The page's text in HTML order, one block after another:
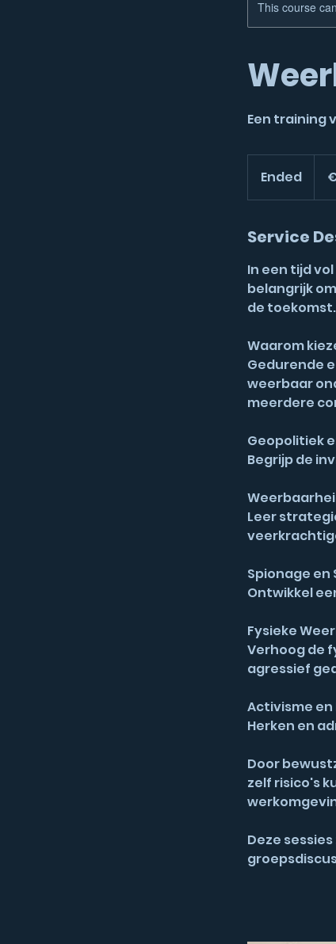
This course
Een training
Ended
n
e
Service
In een tijd
belangrijk
de toekomst.
Waarom
Gedurende
weerbaar
meerdere
Geopolitiek
Begrijp de
Leer
Spionage en
Ontwikkel
Fysieke
Verhoog de
agressief
Activisme en
Herken en
Door
zelf risico's
Deze